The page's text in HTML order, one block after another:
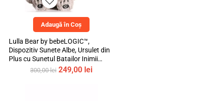
Adaugă în Coș
Lulla Bear by bebeLOGIC™,
Dispozitiv Sunete Albe, Ursulet din
Plus cu Sunetul Batailor Inimii
Mamei si Cantece de Leagan
300,00lei Prețul
249,00 leiPrețul